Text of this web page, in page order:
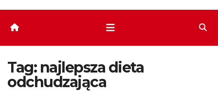
Tag: najlepsza dieta
odchudzająca